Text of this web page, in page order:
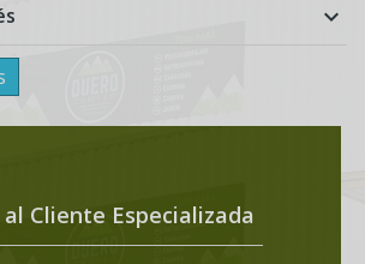

Cliente Especializada